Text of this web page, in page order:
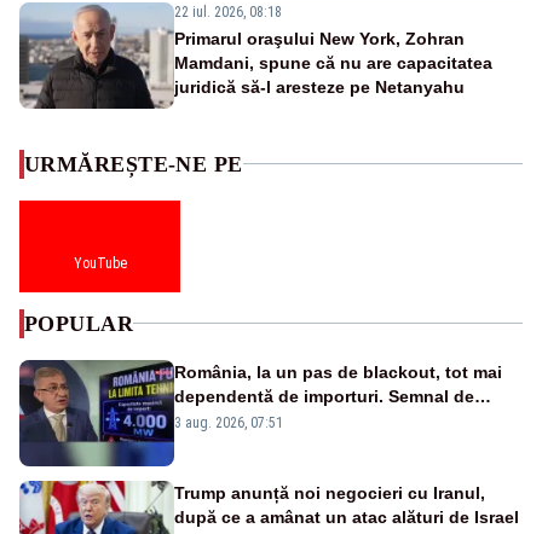
22 iul. 2026, 08:18
Primarul oraşului New York, Zohran
Mamdani, spune că nu are capacitatea
juridică să-l aresteze pe Netanyahu
URMĂREȘTE-NE PE
YouTube
POPULAR
România, la un pas de blackout, tot mai
dependentă de importuri. Semnal de
alarmă tras de un expert în energie
3 aug. 2026, 07:51
Trump anunță noi negocieri cu Iranul,
după ce a amânat un atac alături de Israel